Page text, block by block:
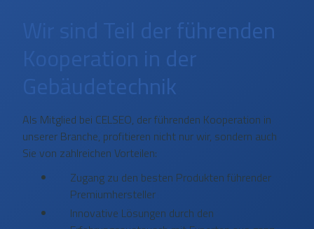
Wir sind Teil der führenden
Kooperation in der
Gebäudetechnik
Als Mitglied bei CELSEO, der führenden Kooperation in
unserer Branche, profitieren nicht nur wir, sondern auch
Sie von zahlreichen Vorteilen:
Zugang zu den besten Produkten führender
Premiumhersteller
Innovative Lösungen durch den